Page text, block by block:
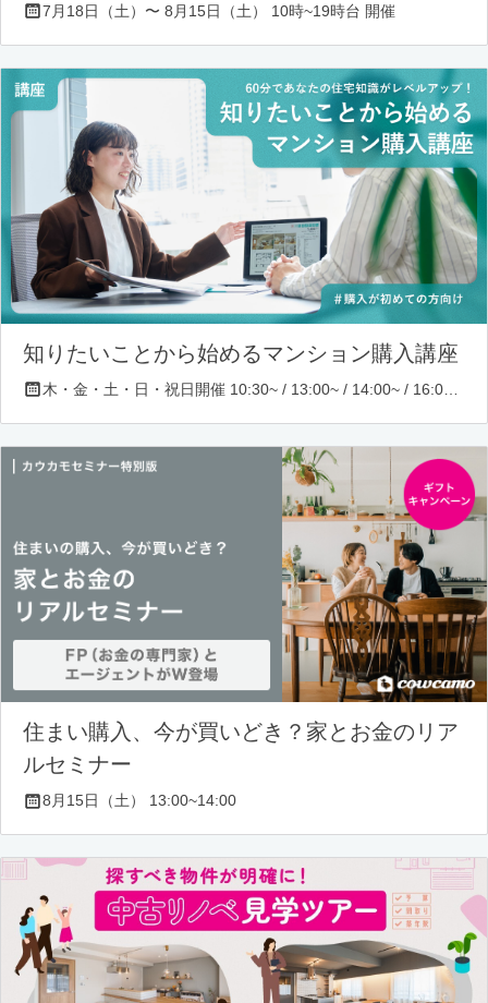
7月18日（土）〜 8月15日（土） 10時~19時台 開催
知りたいことから始めるマンション購入講座
住まい購入、今が買いどき？家とお金のリア
ルセミナー
8月15日（土） 13:00~14:00